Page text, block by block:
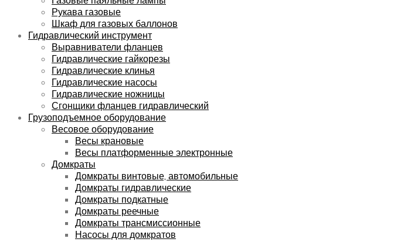
Рукава газовые
Шкаф для газовых баллонов
Гидравлический инструмент
Выравниватели фланцев
Гидравлические гайкорезы
Гидравлические клинья
Гидравлические насосы
Гидравлические ножницы
Сгонщики фланцев гидравлический
Грузоподъемное оборудование
Весовое оборудование
Весы крановые
Весы платформенные электронные
Домкраты
Домкраты винтовые, автомобильные
Домкраты гидравлические
Домкраты подкатные
Домкраты реечные
Домкраты трансмиссионные
Насосы для домкратов